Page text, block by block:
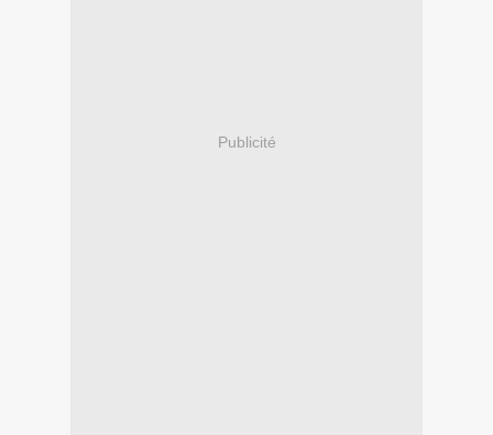
Publicité